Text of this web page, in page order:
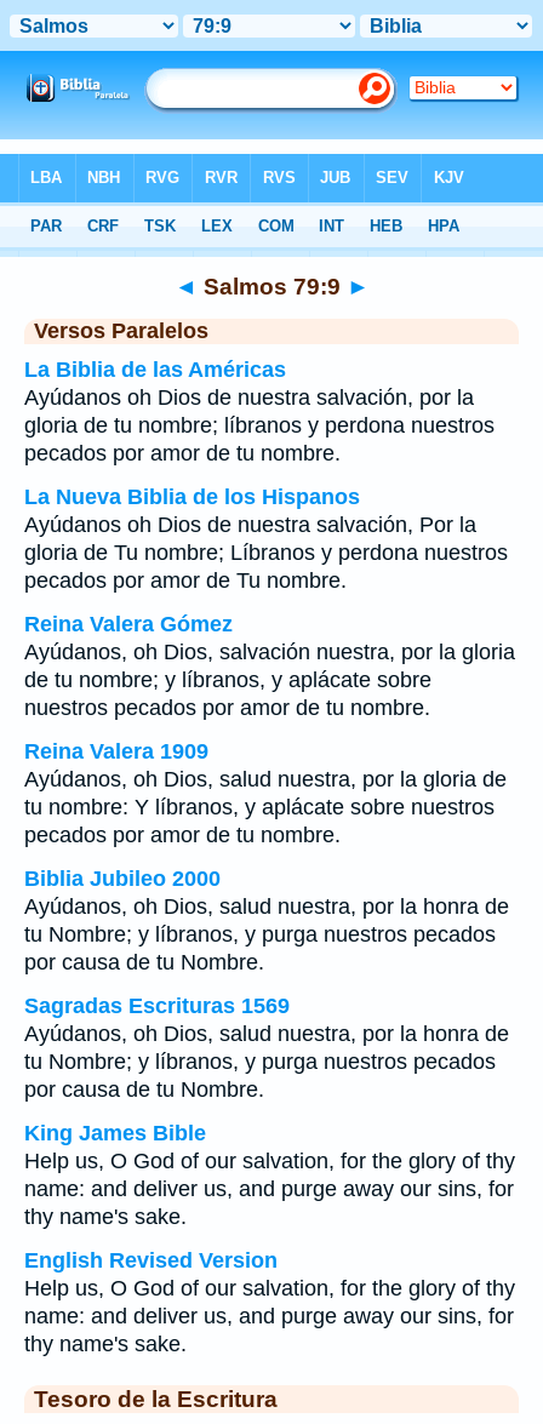
>Salmos Capítulo 79 > Verso 9
◄ Salmos 79:9 ►
Versos Paralelos
La Biblia de las Américas
Ayúdanos oh Dios de nuestra salvación, por la
gloria de tu nombre; líbranos y perdona nuestros
pecados por amor de tu nombre.
La Nueva Biblia de los Hispanos
Ayúdanos oh Dios de nuestra salvación, Por la
gloria de Tu nombre; Líbranos y perdona nuestros
pecados por amor de Tu nombre.
Reina Valera Gómez
Ayúdanos, oh Dios, salvación nuestra, por la gloria
de tu nombre; y líbranos, y aplácate sobre
nuestros pecados por amor de tu nombre.
Reina Valera 1909
Ayúdanos, oh Dios, salud nuestra, por la gloria de
tu nombre: Y líbranos, y aplácate sobre nuestros
pecados por amor de tu nombre.
Biblia Jubileo 2000
Ayúdanos, oh Dios, salud nuestra, por la honra de
tu Nombre; y líbranos, y purga nuestros pecados
por causa de tu Nombre.
Sagradas Escrituras 1569
Ayúdanos, oh Dios, salud nuestra, por la honra de
tu Nombre; y líbranos, y purga nuestros pecados
por causa de tu Nombre.
King James Bible
Help us, O God of our salvation, for the glory of thy
name: and deliver us, and purge away our sins, for
thy name's sake.
English Revised Version
Help us, O God of our salvation, for the glory of thy
name: and deliver us, and purge away our sins, for
thy name's sake.
Tesoro de la Escritura